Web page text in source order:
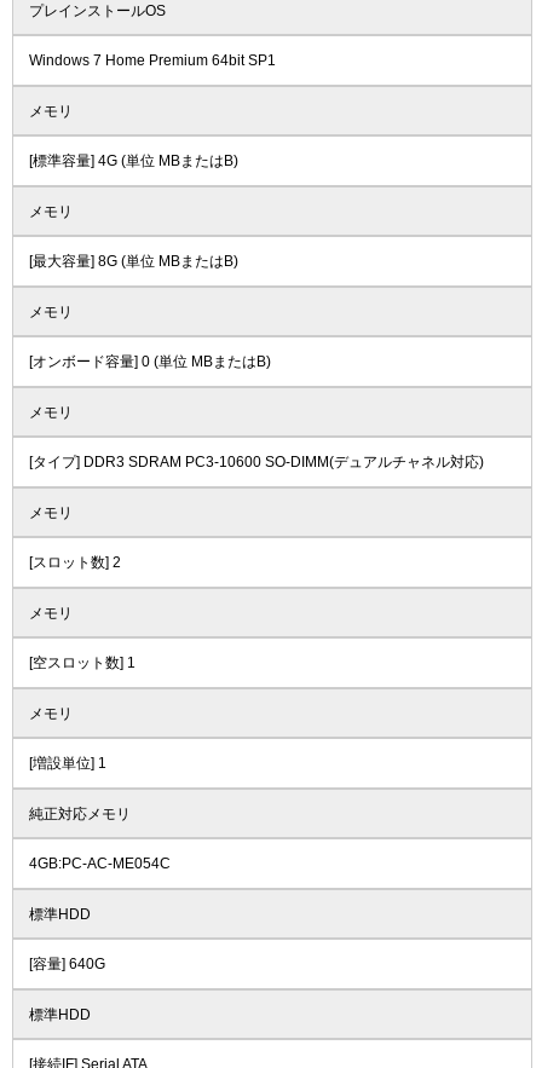
プレインストールOS
Windows 7 Home Premium 64bit SP1
メモリ
[標準容量] 4G (単位 MBまたはB)
メモリ
[最大容量] 8G (単位 MBまたはB)
メモリ
[オンボード容量] 0 (単位 MBまたはB)
メモリ
[タイプ] DDR3 SDRAM PC3-10600 SO-DIMM(デュアルチャネル対応)
メモリ
[スロット数] 2
メモリ
[空スロット数] 1
メモリ
[増設単位] 1
純正対応メモリ
4GB:PC-AC-ME054C
標準HDD
[容量] 640G
標準HDD
[接続IF] Serial ATA